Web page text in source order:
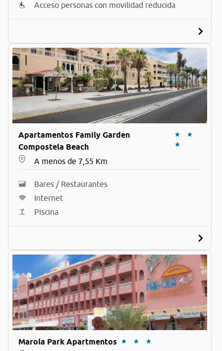
Acceso personas con movilidad reducida
Apartamentos Family Garden
Compostela Beach
A menos de 7,55 Km
Bares / Restaurantes
Internet
Piscina
Marola Park Apartmentos